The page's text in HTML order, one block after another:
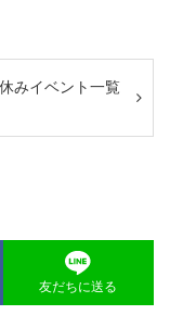
みイベント一覧
友だちに送る